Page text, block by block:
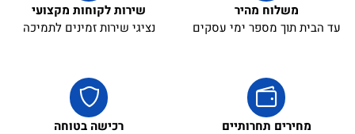
משלוח מהיר
עד הבית תוך מספר ימי עסקים
שירות לקוחות מקצועי
נציגי שירות זמינים לתמיכה
מחירים תחרותיים
רכישה בטוחה